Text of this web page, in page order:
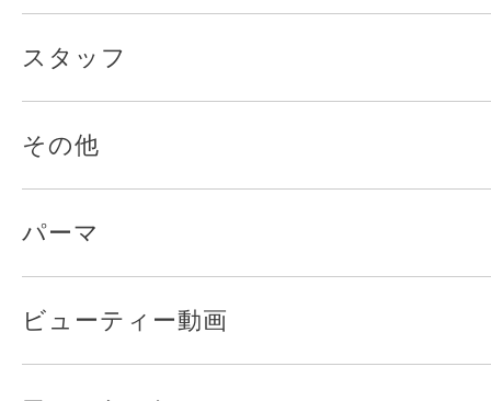
スタッフ
その他
パーマ
ビューティー動画